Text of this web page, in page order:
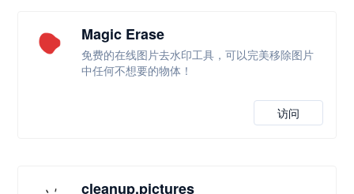
Magic Erase
免费的在线图片去水印工具，可以完美移除图片
中任何不想要的物体！
访问
cleanup.pictures